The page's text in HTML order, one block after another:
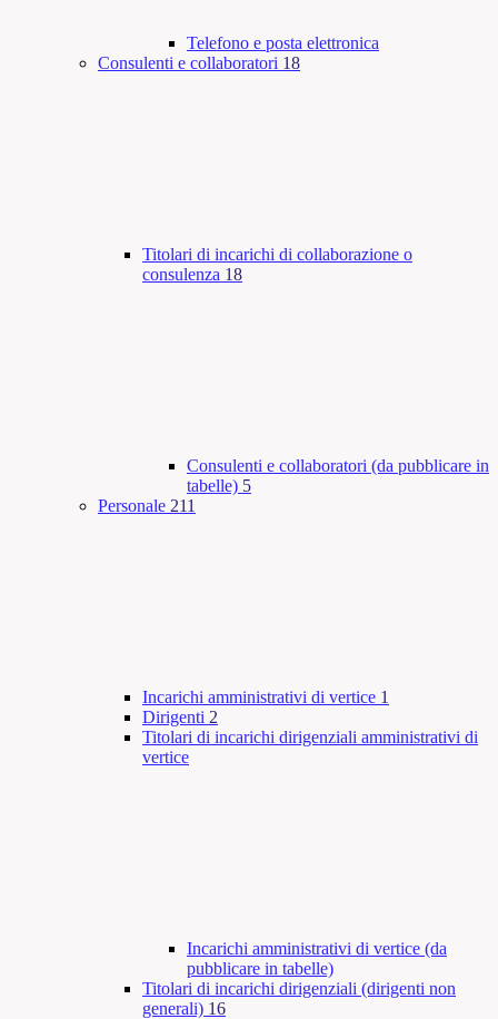
Telefono e posta elettronica
Consulenti e collaboratori 18
Titolari di incarichi di collaborazione o
consulenza 18
Consulenti e collaboratori (da pubblicare in
tabelle) 5
Personale 211
Incarichi amministrativi di vertice 1
Dirigenti 2
Titolari di incarichi dirigenziali amministrativi di
vertice
Incarichi amministrativi di vertice (da
pubblicare in tabelle)
Titolari di incarichi dirigenziali (dirigenti non
generali) 16